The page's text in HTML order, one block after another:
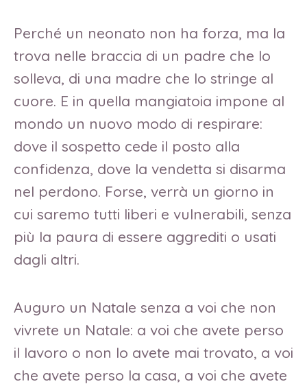
Perché un neonato non ha forza, ma la
trova nelle braccia di un padre che lo
solleva, di una madre che lo stringe al
cuore. E in quella mangiatoia impone al
mondo un nuovo modo di respirare:
dove il sospetto cede il posto alla
confidenza, dove la vendetta si disarma
nel perdono. Forse, verrà un giorno in
cui saremo tutti liberi e vulnerabili, senza
più la paura di essere aggrediti o usati
dagli altri.
Auguro un Natale senza a voi che non
vivrete un Natale: a voi che avete perso
il lavoro o non lo avete mai trovato, a voi
che avete perso la casa, a voi che avete